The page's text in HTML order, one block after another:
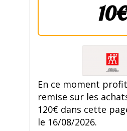
10€
En ce moment
remise sur les
120€ dans cette
le 16/08/2026.